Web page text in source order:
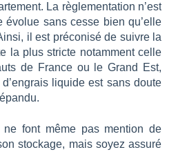
La règlementation n’est
évolue sans cesse bien qu’elle
il est préconisé de suivre la
la plus stricte notamment celle
de France ou le Grand Est,
liquide est sans doute
ne font même pas mention de
stockage, mais soyez assuré